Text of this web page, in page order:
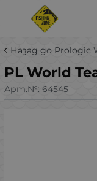
Назад до Prologic
PL World
Арт.№: 64545